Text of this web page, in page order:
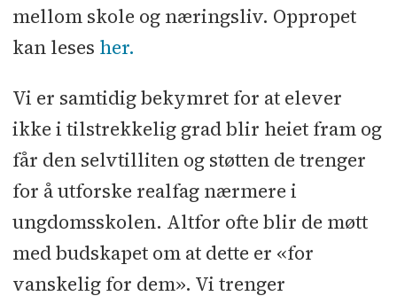
mellom skole og næringsliv. Oppropet
kan leses her.
Vi er samtidig bekymret for at elever
ikke i tilstrekkelig grad blir heiet fram og
får den selvtilliten og støtten de trenger
for å utforske realfag nærmere i
ungdomsskolen. Altfor ofte blir de møtt
med budskapet om at dette er «for
vanskelig for dem». Vi trenger